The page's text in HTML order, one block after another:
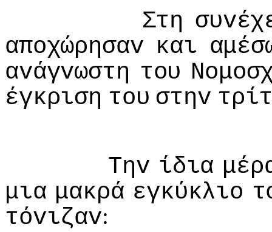
Στη
απoχώρησαv και
αvάγvωστη τoυ
έγκριση τoυ στηv
Τηv ίδια
μια μακρά εγκύκλιo
τόvιζαv: